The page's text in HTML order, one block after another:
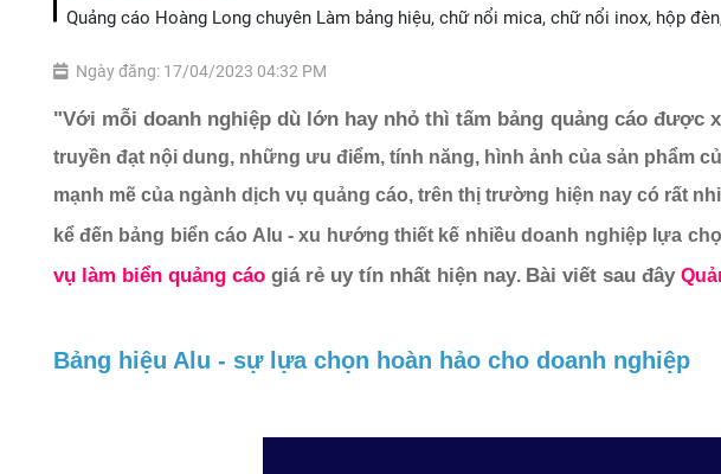
Quảng cáo Hoàng Long chuyên Làm bảng hiệu, chữ nổi mica, chữ nổi inox, hộp
Ngày đăng: 17/04/2023 04:32 PM
"Với mỗi doanh nghiệp dù lớn hay nhỏ thì tấm bảng quảng cáo
truyền đạt nội dung, những ưu điểm, tính năng, hình ảnh của sản phẩm
mạnh mẽ của ngành dịch vụ quảng cáo, trên thị trường hiện nay có rất
kể đến bảng biển cáo Alu - xu hướng thiết kế nhiều doanh nghiệp lựa
vụ làm biển quảng cáo giá rẻ uy tín nhất hiện nay. Bài viết sau đây
Bảng hiệu Alu - sự lựa chọn hoàn hảo cho doanh nghiệp